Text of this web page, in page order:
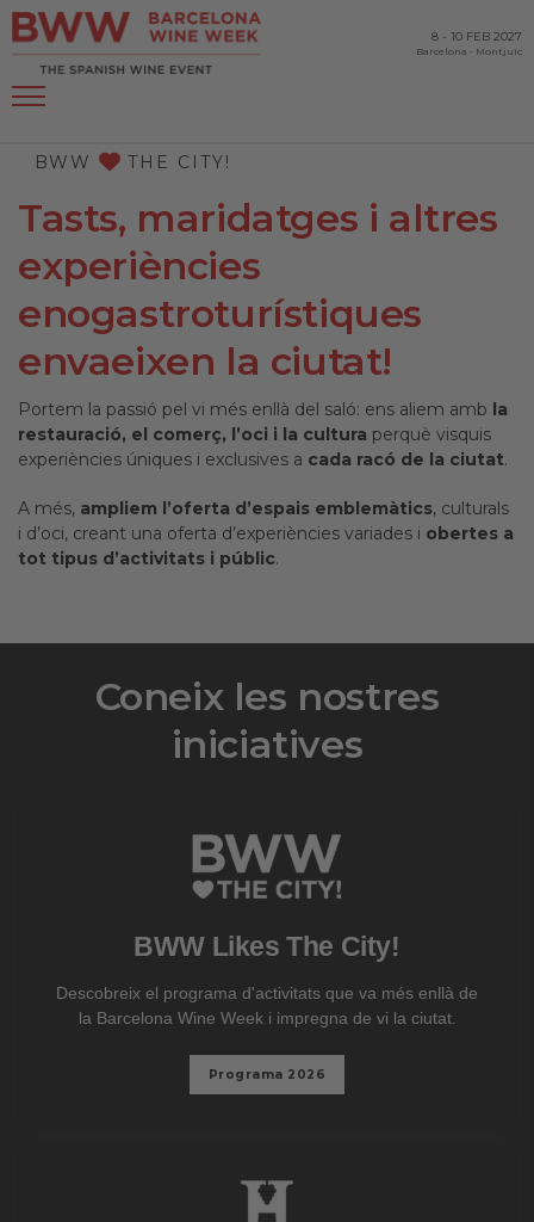
8 - 10 FEB 2027
Barcelona - Montjuïc
BWW THE CITY!
Tasts, maridatges i altres
experiències
enogastroturístiques
envaeixen la ciutat!
Portem la passió pel vi més enllà del saló: ens aliem amb la
restauració, el comerç, l’oci i la cultura perquè visquis
experiències úniques i exclusives a cada racó de la ciutat.
A més, ampliem l’oferta d’espais emblemàtics, culturals
i d’oci, creant una oferta d’experiències variades i obertes a
tot tipus d’activitats i públic.
Coneix les nostres
iniciatives
BWW Likes The City!
Descobreix el programa d'activitats que va més enllà de
la Barcelona Wine Week i impregna de vi la ciutat.
Programa 2026